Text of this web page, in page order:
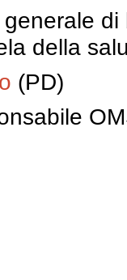
generale
della
(PD)